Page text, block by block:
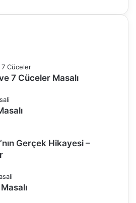
7 Cüceler Masalı
Gerçek Hikayesi –